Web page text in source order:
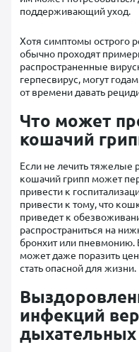
поддерживающий уход.
Хотя симптомы острого
обычно проходят
распространенные
герпесвирус, могут
от времени давать
Что может
кошачий
Если не лечить
кошачий грипп может
привести к
привести к тому, что
приведет к
распространиться на
бронхит или пневмонию.
может даже поразить
стать опасной для жизни.
инфекций